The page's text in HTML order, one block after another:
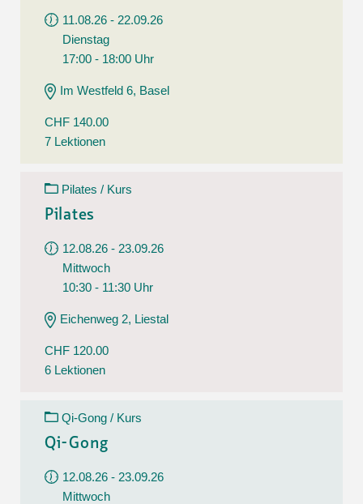
11.08.26 - 22.09.26
Dienstag
17:00 - 18:00 Uhr
Im Westfeld 6, Basel
CHF 140.00
7 Lektionen
Pilates / Kurs
Pilates
12.08.26 - 23.09.26
Mittwoch
10:30 - 11:30 Uhr
Eichenweg 2, Liestal
CHF 120.00
6 Lektionen
Qi-Gong / Kurs
Qi-Gong
12.08.26 - 23.09.26
Mittwoch